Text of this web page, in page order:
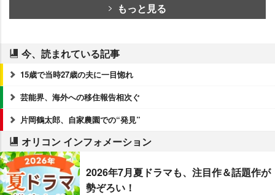
もっと見る
今、読まれている記事
15歳で当時27歳の夫に一目惚れ
芸能界、海外への移住報告相次ぐ
片岡鶴太郎、自家農園での“発見”
オリコン インフォメーション
2026年7月夏ドラマも、注目作＆話題作が
勢ぞろい！